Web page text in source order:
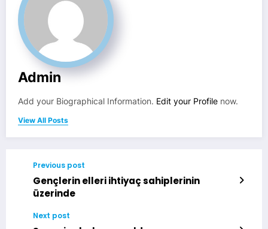
Admin
Add your Biographical Information. Edit your Profile now.
View All Posts
Previous post
Gençlerin elleri ihtiyaç sahiplerinin
üzerinde
Next post